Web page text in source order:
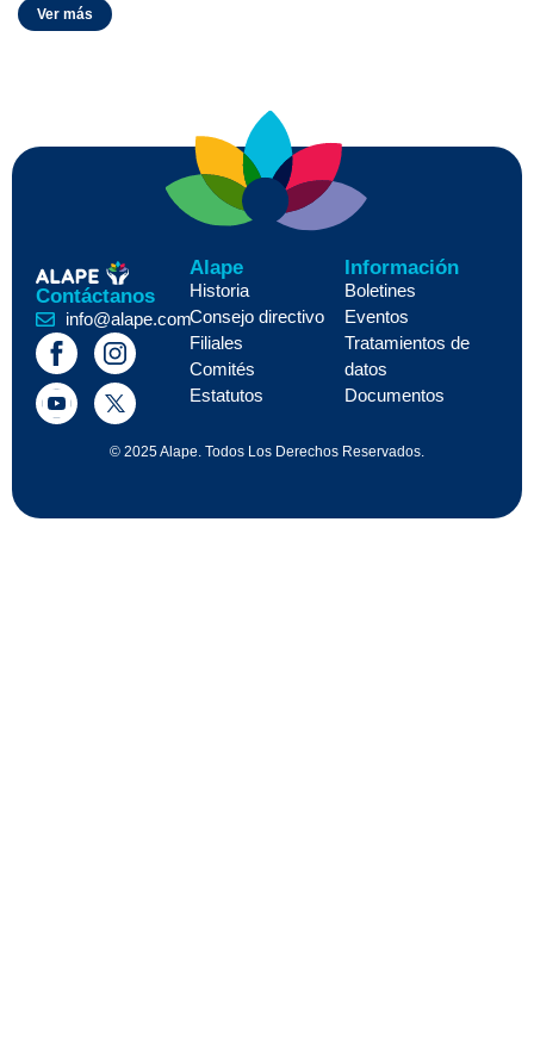
Ver más
Contáctanos
info@alape.com
Alape
Historia
Consejo directivo
Filiales
Comités
Estatutos
Información
Boletines
Eventos
Tratamientos de
datos
Documentos
© 2025 Alape. Todos Los Derechos Reservados.